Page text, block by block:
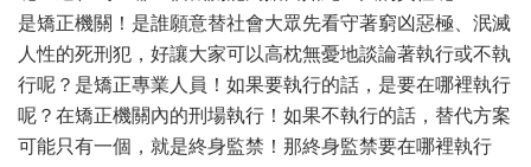
是矯正機關！是誰願意替社會大眾先看守著窮凶惡極、泯滅
人性的死刑犯，好讓大家可以高枕無憂地談論著執行或不執
行呢？是矯正專業人員！如果要執行的話，是要在哪裡執行
呢？在矯正機關內的刑場執行！如果不執行的話，替代方案
可能只有一個，就是終身監禁！那終身監禁要在哪裡執行